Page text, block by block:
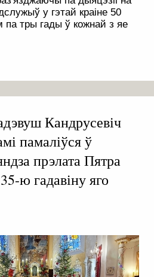
у гэтай краіне 50
па тры гады ў кожнай з яе
Кандрусевіч
памаліўся ў
прэлата Пятра
ю гадавіну яго